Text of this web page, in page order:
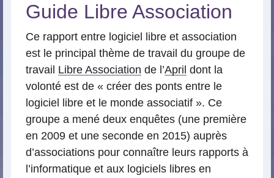
Guide Libre Association
Ce rapport entre logiciel libre et association
est le principal thème de travail du groupe de
travail Libre Association de l’April dont la
volonté est de « créer des ponts entre le
logiciel libre et le monde associatif ». Ce
groupe a mené deux enquêtes (une première
en 2009 et une seconde en 2015) auprès
d’associations pour connaître leurs rapports à
l’informatique et aux logiciels libres en